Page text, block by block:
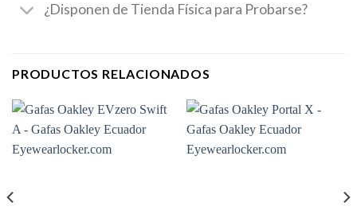
¿Disponen de Tienda Física para Probarse?
PRODUCTOS RELACIONADOS